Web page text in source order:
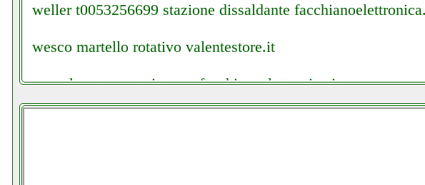
weller t0053256699 stazione dissaldante
wesco martello rotativo valentestore.it
wewak antenna tv interna facchianoelettronica.it